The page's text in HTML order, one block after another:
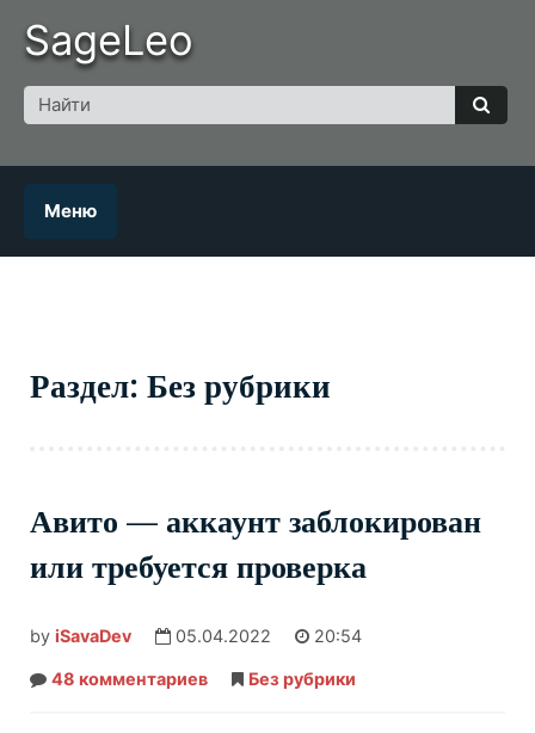
content
SageLeo
для
Меню
Раздел: Без рубрики
Авито — аккаунт заблокирован
или требуется проверка
by iSavaDev 05.04.2022 20:54
48 комментариев Без рубрики